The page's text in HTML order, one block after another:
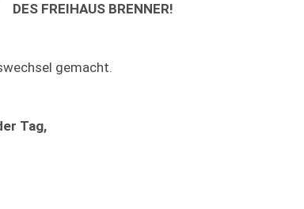
DES FREIHAUS BRENNER!
gemacht.
Tag,